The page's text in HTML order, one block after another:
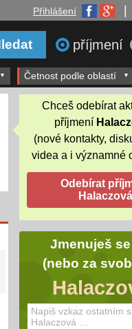
Přihlášení
příjmení
Četnost podle oblastí
Chceš odebírat
příjmení
(nové kontakty,
videa a i významné
Jmenuješ
(nebo za